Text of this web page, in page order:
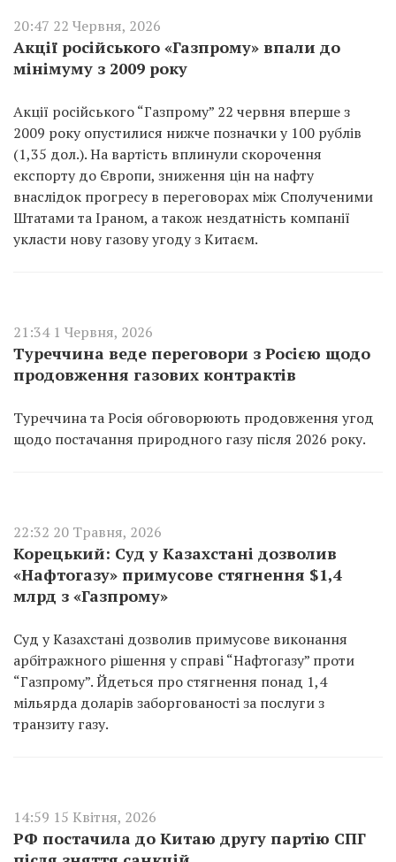
20:47 22 Червня, 2026
Акції російського «Газпрому» впали до
мінімуму з 2009 року
Акції російського “Газпрому” 22 червня вперше з
2009 року опустилися нижче позначки у 100 рублів
(1,35 дол.). На вартість вплинули скорочення
експорту до Європи, зниження цін на нафту
внаслідок прогресу в переговорах між Сполученими
Штатами та Іраном, а також нездатність компанії
укласти нову газову угоду з Китаєм.
21:34 1 Червня, 2026
Туреччина веде переговори з Росією щодо
продовження газових контрактів
Туреччина та Росія обговорюють продовження угод
щодо постачання природного газу після 2026 року.
22:32 20 Травня, 2026
Корецький: Суд у Казахстані дозволив
«Нафтогазу» примусове стягнення $1,4
млрд з «Газпрому»
Суд у Казахстані дозволив примусове виконання
арбітражного рішення у справі “Нафтогазу” проти
“Газпрому”. Йдеться про стягнення понад 1,4
мільярда доларів заборгованості за послуги з
транзиту газу.
14:59 15 Квітня, 2026
РФ постачила до Китаю другу партію СПГ